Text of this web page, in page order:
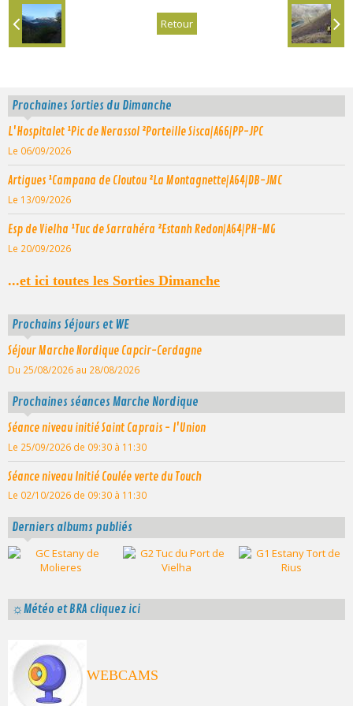
Retour
Prochaines Sorties du Dimanche
L'Hospitalet ¹Pic de Nerassol ²Porteille Sisca|A66|PP-JPC
Le 06/09/2026
Artigues ¹Campana de Cloutou ²La Montagnette|A64|DB-JMC
Le 13/09/2026
Esp de Vielha ¹Tuc de Sarrahéra ²Estanh Redon|A64|PH-MG
Le 20/09/2026
...et ici toutes les Sorties Dimanche
Prochains Séjours et WE
Séjour Marche Nordique Capcir-Cerdagne
Du 25/08/2026 au 28/08/2026
Prochaines séances Marche Nordique
Séance niveau initié Saint Caprais - l'Union
Le 25/09/2026 de 09:30 à 11:30
Séance niveau Initié Coulée verte du Touch
Le 02/10/2026 de 09:30 à 11:30
Derniers albums publiés
☼Météo et BRA cliquez ici
WEBCAMS